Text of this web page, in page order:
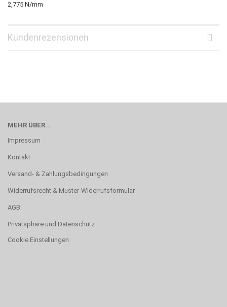
2,775 N/mm
Kundenrezensionen
MEHR ÜBER...
Impressum
Kontakt
Versand- & Zahlungsbedingungen
Widerrufsrecht & Muster-Widerrufsformular
AGB
Privatsphäre und Datenschutz
Cookie Einstellungen